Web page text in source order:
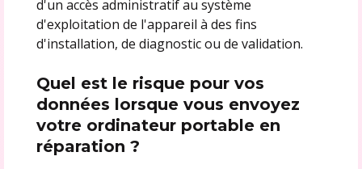
d'un accès administratif au système
d'exploitation de l'appareil à des fins
d'installation, de diagnostic ou de validation.
Quel est le risque pour vos
données lorsque vous envoyez
votre ordinateur portable en
réparation ?